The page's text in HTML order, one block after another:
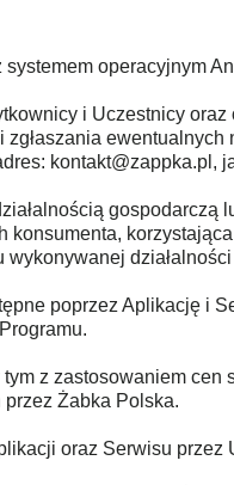
operacyjnym
i Uczestnicy
ewentualnych
kontakt@zappka.pl,
gospodarczą
konsumenta,
poprzez Aplikację i
z zastosowaniem cen
Żabka Polska.
oraz Serwisu przez